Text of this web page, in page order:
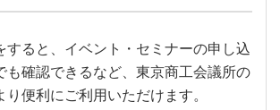
すると、イベント・セミナーの申し込
も確認できるなど、東京商工会議所の
り便利にご利用いただけます。